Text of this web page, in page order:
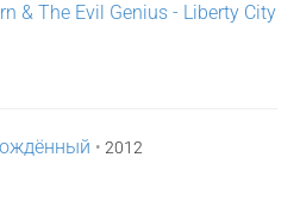
& The Evil Genius - Liberty City
• 2012